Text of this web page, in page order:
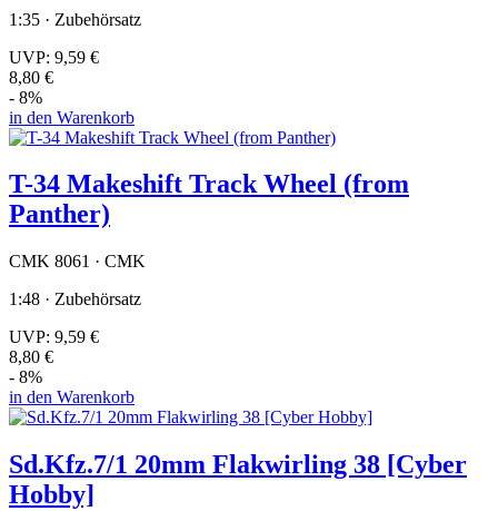
1:35 · Zubehörsatz
UVP: 9,59 €
8,80 €
- 8%
in den Warenkorb
T-34 Makeshift Track Wheel (from
Panther)
CMK 8061 · CMK
1:48 · Zubehörsatz
UVP: 9,59 €
8,80 €
- 8%
in den Warenkorb
Sd.Kfz.7/1 20mm Flakwirling 38 [Cyber
Hobby]